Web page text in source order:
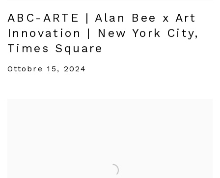
ABC-ARTE | Alan Bee x Art
Innovation | New York City,
Times Square
Ottobre 15, 2024